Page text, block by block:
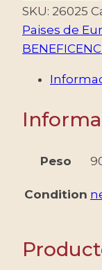
OBRAS
PARA
LA
39/40
-
SKU: 26025
Paises de
Peso
Condition